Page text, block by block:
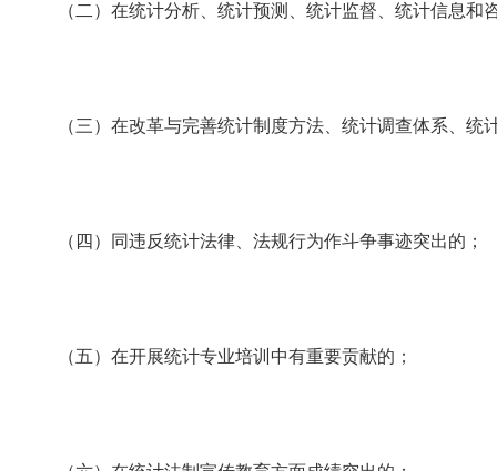
（二）在统计分析、统计预测、统计监督、统计信息和
（三）在改革与完善统计制度方法、统计调查体系、统
（四）同违反统计法律、法规行为作斗争事迹突出的；
（五）在开展统计专业培训中有重要贡献的；